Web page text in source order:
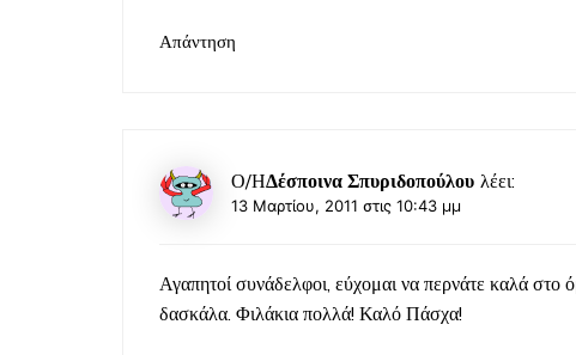
Απάντηση
Ο/ΗΔέσποινα Σπυριδοπούλου λέει:
13 Μαρτίου, 2011 στις 10:43 μμ
Αγαπητοί συνάδελφοι, εύχομαι να περνάτε καλά
δασκάλα. Φιλάκια πολλά! Καλό Πάσχα!